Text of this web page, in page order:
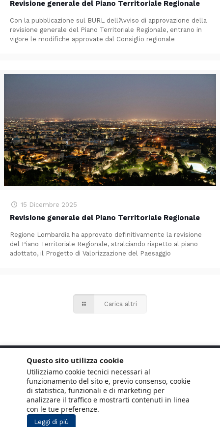
Revisione generale del Piano Territoriale Regionale
Con la pubblicazione sul BURL dell’Avviso di approvazione della
revisione generale del Piano Territoriale Regionale, entrano in
vigore le modifiche approvate dal Consiglio regionale
15 Dicembre 2025
Revisione generale del Piano Territoriale Regionale
Regione Lombardia ha approvato definitivamente la revisione
del Piano Territoriale Regionale, stralciando rispetto al piano
adottato, il Progetto di Valorizzazione del Paesaggio
Carica altri
Questo sito utilizza cookie
Utilizziamo cookie tecnici necessari al
funzionamento del sito e, previo consenso, cookie
di statistica, funzionali e di marketing per
analizzare il traffico e mostrarti contenuti in linea
con le tue preferenze.
Leggi di più